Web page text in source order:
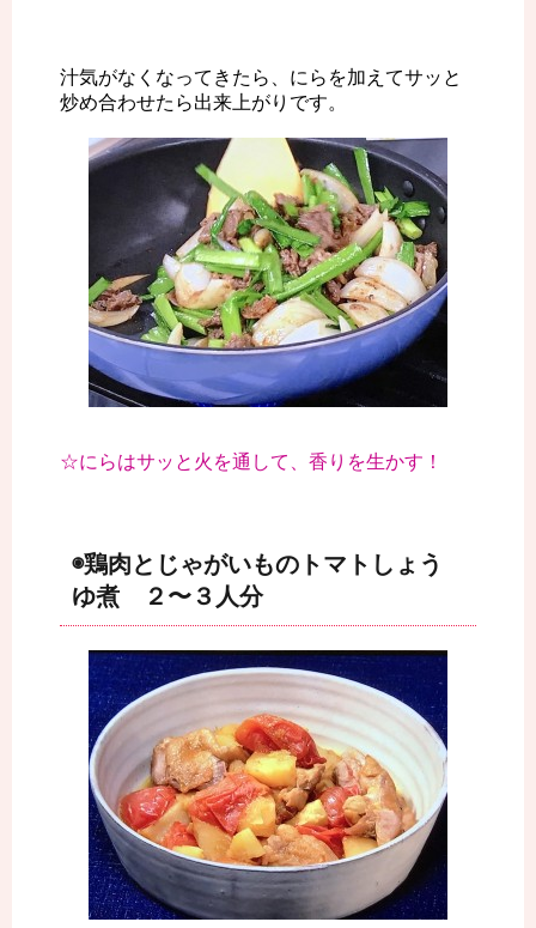
汁気がなくなってきたら、にらを加えてサッと
炒め合わせたら出来上がりです。
☆にらはサッと火を通して、香りを生かす！
◉鶏肉とじゃがいものトマトしょう
ゆ煮 ２〜３人分